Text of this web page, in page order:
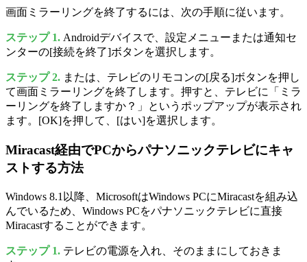
画面ミラーリングを終了するには、次の手順に従います。
ステップ 1. Androidデバイスで、設定メニューまたは通知セ
ンターの[接続を終了]ボタンを選択します。
ステップ 2. または、テレビのリモコンの[戻る]ボタンを押し
て画面ミラーリングを終了します。押すと、テレビに「ミラ
ーリングを終了しますか？」というポップアップが表示され
ます。[OK]を押して、[はい]を選択します。
Miracast経由でPCからパナソニックテレビにキャ
ストする方法
Windows 8.1以降、MicrosoftはWindows PCにMiracastを組み込
んでいるため、Windows PCをパナソニックテレビに直接
Miracastすることができます。
ステップ 1. テレビの電源を入れ、そのままにしておきま